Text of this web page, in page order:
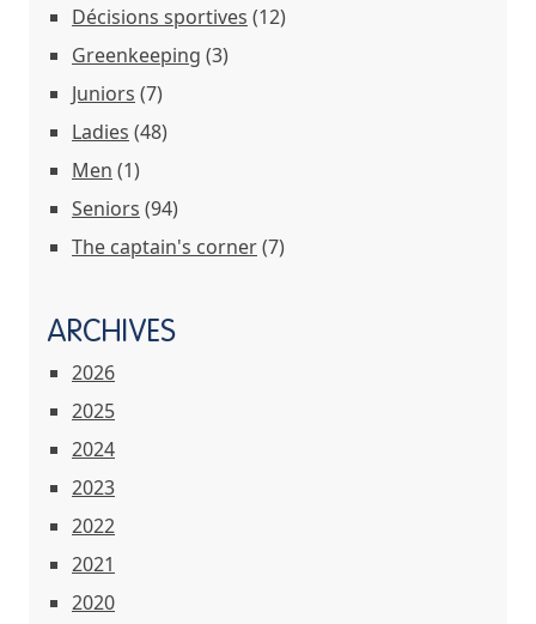
Décisions sportives (12)
Greenkeeping (3)
Juniors (7)
Ladies (48)
Men (1)
Seniors (94)
The captain's corner(7)
ARCHIVES
2026
2025
2024
2023
2022
2021
2020